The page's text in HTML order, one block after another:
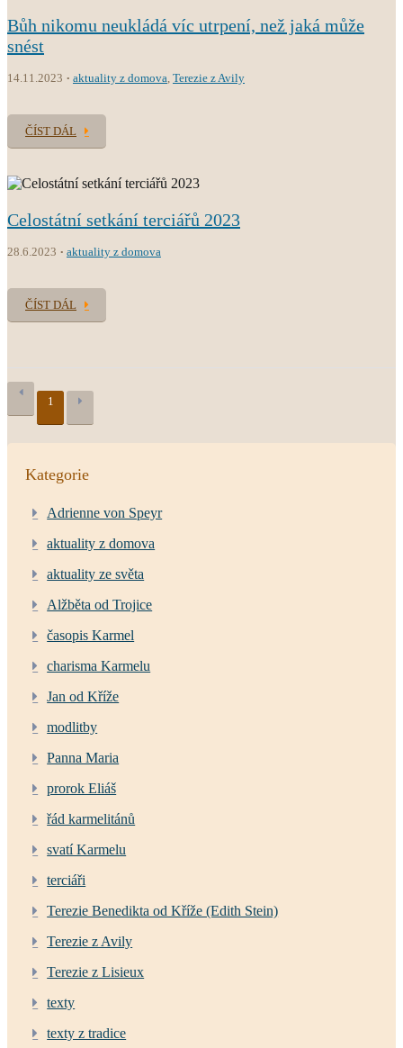
Bůh nikomu neukládá víc utrpení, než jaká může
snést
14.11.2023 aktuality z domova Terezie z Avily
ČÍST DÁL
Celostátní setkání terciářů 2023
28.6.2023 aktuality z domova
ČÍST DÁL
1
Kategorie
Adrienne von Speyr
aktuality z domova
aktuality ze světa
Alžběta od Trojice
časopis Karmel
charisma Karmelu
Jan od Kříže
modlitby
Panna Maria
prorok Eliáš
řád karmelitánů
svatí Karmelu
terciáři
Terezie Benedikta od Kříže (Edith Stein)
Terezie z Avily
Terezie z Lisieux
texty
texty z tradice